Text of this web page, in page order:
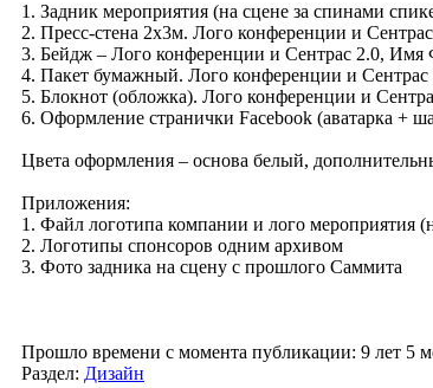
1. Задник мероприятия (на сцене за спинами
2. Пресс-стена 2х3м. Лого конференции и
3. Бейдж – Лого конференции и Сентрас 2.0, Имя
4. Пакет бумажный. Лого конференции и Сентрас
5. Блокнот (обложка). Лого конференции и
6. Оформление странички Facebook (аватарка +
Цвета оформления – основа белый,
Приложения:
1. Файл логотипа компании и лого мероприятия
2. Логотипы спонсоров одним архивом
3. Фото задника на сцену с прошлого Саммита
Прошло времени с момента публикации: 9 лет 5
Раздел: Дизайн